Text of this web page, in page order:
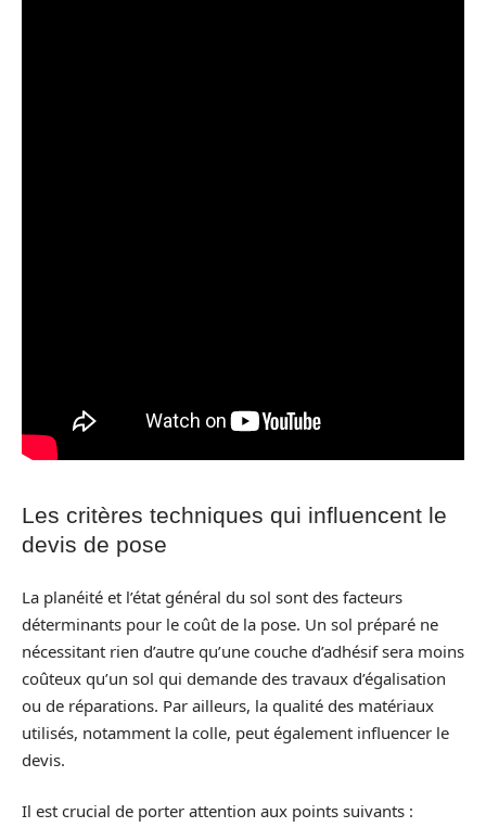
Les critères techniques qui influencent le
devis de pose
La planéité et l’état général du sol sont des facteurs
déterminants pour le coût de la pose. Un sol préparé ne
nécessitant rien d’autre qu’une couche d’adhésif sera moins
coûteux qu’un sol qui demande des travaux d’égalisation
ou de réparations. Par ailleurs, la qualité des matériaux
utilisés, notamment la colle, peut également influencer le
devis.
Il est crucial de porter attention aux points suivants :